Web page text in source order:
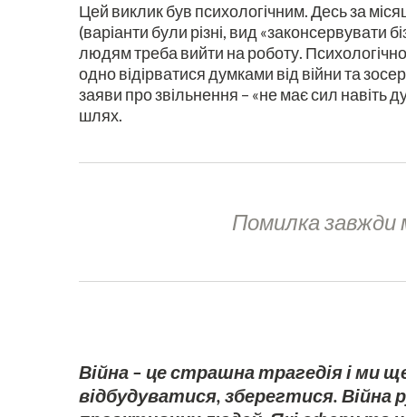
Цей виклик був психологічним. Десь за
(варіанти були різні, вид
людям треба вийти на роботу.
одно відірватися думками від війни та
заяви про звільнення – «не має сил навіть
шлях.
Помилка завжди
Війна – це страшна трагедія і ми
відбудуватися, зберегтися. Війна